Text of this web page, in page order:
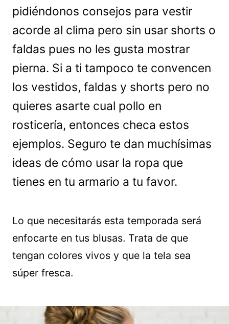
pidiéndonos consejos para vestir
acorde al clima pero sin usar shorts o
faldas pues no les gusta mostrar
pierna. Si a ti tampoco te convencen
los vestidos, faldas y shorts pero no
quieres asarte cual pollo en
rosticería, entonces checa estos
ejemplos. Seguro te dan muchísimas
ideas de cómo usar la ropa que
tienes en tu armario a tu favor.
Lo que necesitarás esta temporada será
enfocarte en tus blusas. Trata de que
tengan colores vivos y que la tela sea
súper fresca.